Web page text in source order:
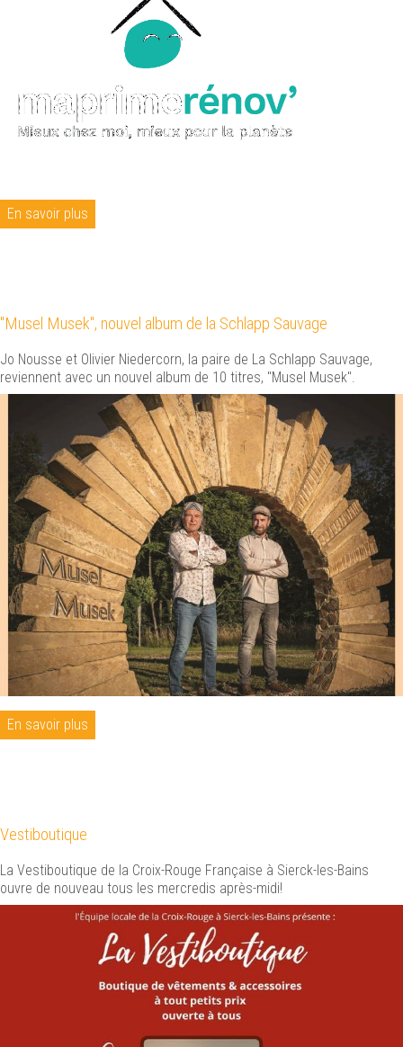
En savoir plus
"Musel Musek", nouvel album de la Schlapp Sauvage
Jo Nousse et Olivier Niedercorn, la paire de La Schlapp Sauvage,
reviennent avec un nouvel album de 10 titres, "Musel Musek".
En savoir plus
Vestiboutique
La Vestiboutique de la Croix-Rouge Française à Sierck-les-Bains
ouvre de nouveau tous les mercredis après-midi!